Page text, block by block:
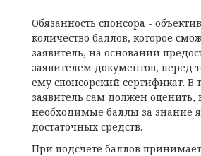
Обязанность спонсора -
количество баллов, которое
заявитель, на основании
заявителем документов, перед
ему спонсорский сертификат. В
заявитель сам должен оценить,
необходимые баллы за знание
достаточных средств.
При подсчете баллов